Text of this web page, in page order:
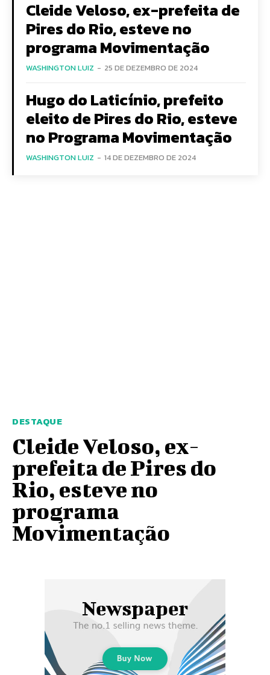
Cleide Veloso, ex-prefeita de
Pires do Rio, esteve no
programa Movimentação
WASHINGTON LUIZ - 25 DE DEZEMBRO DE 2024
Hugo do Laticínio, prefeito
eleito de Pires do Rio, esteve
no Programa Movimentação
WASHINGTON LUIZ - 14 DE DEZEMBRO DE 2024
DESTAQUE
Cleide Veloso, ex-
prefeita de Pires do
Rio, esteve no
programa
Movimentação